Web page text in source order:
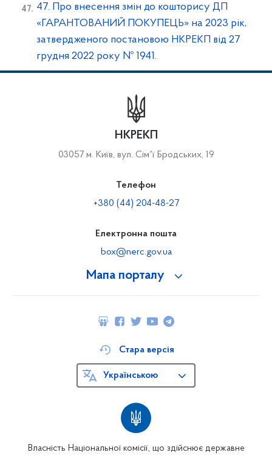
47. Про внесення змін до кошторису ДП
«ГАРАНТОВАНИЙ ПОКУПЕЦЬ» на 2023 рік,
затвердженого постановою НКРЕКП від 27
грудня 2022 року № 1941.
Мапа порталу
НКРЕКП
03057 м. Київ, вул. Сімʼї Бродських, 19
Телефон
+380 (44) 204-48-27
Електронна пошта
box@nerc.gov.ua
Власність Національної комісії, що здійснює державне
Стара версія
Українською